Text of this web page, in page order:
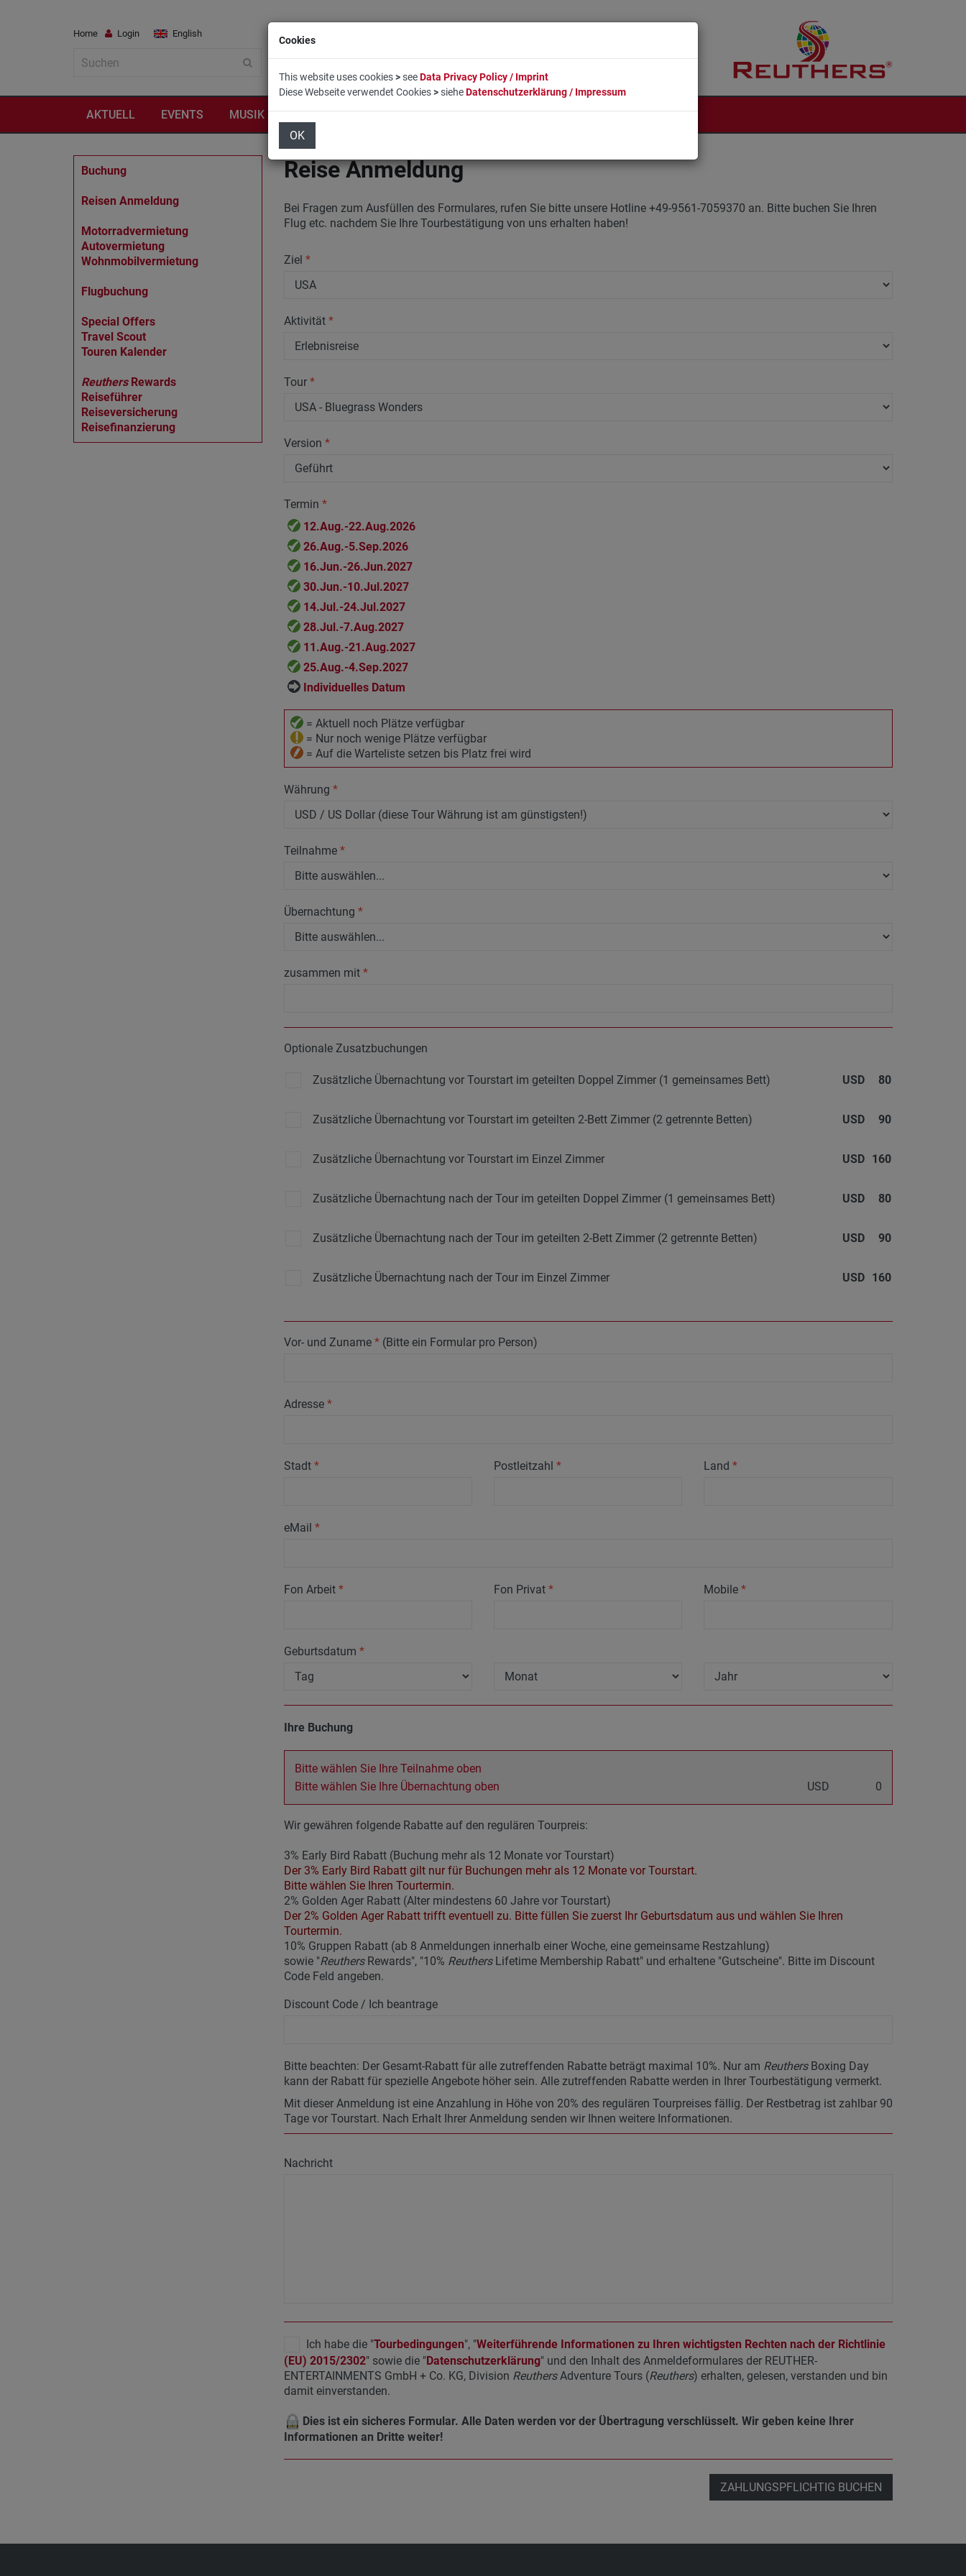
Home Login English
AKTUELL EVENTS MUSIK REISEN LIFESTYLE UNTERNEHMEN BUCHUNG KONTAKT
Buchung
Reisen Anmeldung
Motorradvermietung
Autovermietung
Wohnmobilvermietung
Flugbuchung
Special Offers
Travel Scout
Touren Kalender
ReuthersRewards
Reiseführer
Reiseversicherung
Reisefinanzierung
Reise Anmeldung
Bei Fragen zum Ausfüllen des Formulares, rufen Sie bitte unsere Hotline +49-9561-7059370 an. Bitte buchen Sie Ihren
Flug etc. nachdem Sie Ihre Tourbestätigung von uns erhalten haben!
Ziel *
Aktivität *
Tour *
Version *
Termin *
12.Aug.-22.Aug.2026
26.Aug.-5.Sep.2026
16.Jun.-26.Jun.2027
30.Jun.-10.Jul.2027
14.Jul.-24.Jul.2027
28.Jul.-7.Aug.2027
11.Aug.-21.Aug.2027
25.Aug.-4.Sep.2027
Individuelles Datum
= Aktuell noch Plätze verfügbar
= Nur noch wenige Plätze verfügbar
= Auf die Warteliste setzen bis Platz frei wird
Währung *
Teilnahme *
Übernachtung *
zusammen mit *
Optionale Zusatzbuchungen
Zusätzliche Übernachtung vor Tourstart im geteilten Doppel Zimmer (1 gemeinsames Bett) USD 80
Zusätzliche Übernachtung vor Tourstart im geteilten 2-Bett Zimmer (2 getrennte Betten) USD 90
Zusätzliche Übernachtung vor Tourstart im Einzel Zimmer USD 160
Zusätzliche Übernachtung nach der Tour im geteilten Doppel Zimmer (1 gemeinsames Bett) USD 80
Zusätzliche Übernachtung nach der Tour im geteilten 2-Bett Zimmer (2 getrennte Betten) USD 90
Zusätzliche Übernachtung nach der Tour im Einzel Zimmer USD 160
Vor- und Zuname *(Bitte ein Formular pro Person)
Adresse *
Stadt * Postleitzahl * Land*
eMail *
Fon Arbeit * Fon Privat * Mobile*
Geburtsdatum *
Ihre Buchung
Bitte wählen Sie Ihre Teilnahme oben
Bitte wählen Sie Ihre Übernachtung oben
USD 0
Wir gewähren folgende Rabatte auf den regulären Tourpreis:
3% Early Bird Rabatt (Buchung mehr als 12 Monate vor Tourstart)
Der 3% Early Bird Rabatt gilt nur für Buchungen mehr als 12 Monate vor Tourstart.
Bitte wählen Sie Ihren Tourtermin.
2% Golden Ager Rabatt (Alter mindestens 60 Jahre vor Tourstart)
Der 2% Golden Ager Rabatt trifft eventuell zu. Bitte füllen Sie zuerst Ihr Geburtsdatum aus und wählen Sie Ihren
Tourtermin.
10% Gruppen Rabatt (ab 8 Anmeldungen innerhalb einer Woche, eine gemeinsame Restzahlung)
sowie "ReuthersRewards", "10% ReuthersLifetime Membership Rabatt" und erhaltene "Gutscheine". Bitte im Discount
Code Feld angeben.
Discount Code / Ich beantrage
Bitte beachten: Der Gesamt-Rabatt für alle zutreffenden Rabatte beträgt maximal 10%. Nur am ReuthersBoxing Day
kann der Rabatt für spezielle Angebote höher sein. Alle zutreffenden Rabatte werden in Ihrer Tourbestätigung vermerkt.
Mit dieser Anmeldung ist eine Anzahlung in Höhe von 20% des regulären Tourpreises fällig. Der Restbetrag ist zahlbar 90
Tage vor Tourstart. Nach Erhalt Ihrer Anmeldung senden wir Ihnen weitere Informationen.
Nachricht
Ich habe die "Tourbedingungen", "Weiterführende Informationen zu Ihren wichtigsten Rechten nach der Richtlinie
(EU) 2015/2302" sowie die "Datenschutzerklärung" und den Inhalt des Anmeldeformulares der REUTHER-
ENTERTAINMENTS GmbH + Co. KG, Division ReuthersAdventure Tours (Reuthers) erhalten, gelesen, verstanden und bin
damit einverstanden.
Dies ist ein sicheres Formular. Alle Daten werden vor der Übertragung verschlüsselt. Wir geben keine Ihrer
Informationen an Dritte weiter!
ZAHLUNGSPFLICHTIG BUCHEN
Cookies
This website uses cookies>seeData Privacy Policy / Imprint
Diese Webseite verwendet Cookies>sieheDatenschutzerklärung / Impressum
OK